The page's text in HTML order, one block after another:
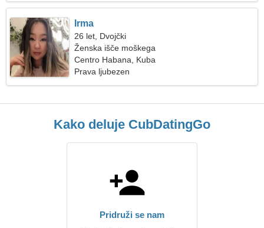
Irma
26 let, Dvojčki
Ženska išče moškega
Centro Habana, Kuba
Prava ljubezen
Kako deluje CubDatingGo
Pridruži se nam